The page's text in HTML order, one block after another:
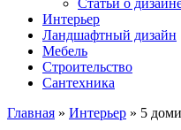
Статьи о
Интерьер
Ландшафтный дизайн
Мебель
Строительство
Сантехника
Главная » Интерьер » 5